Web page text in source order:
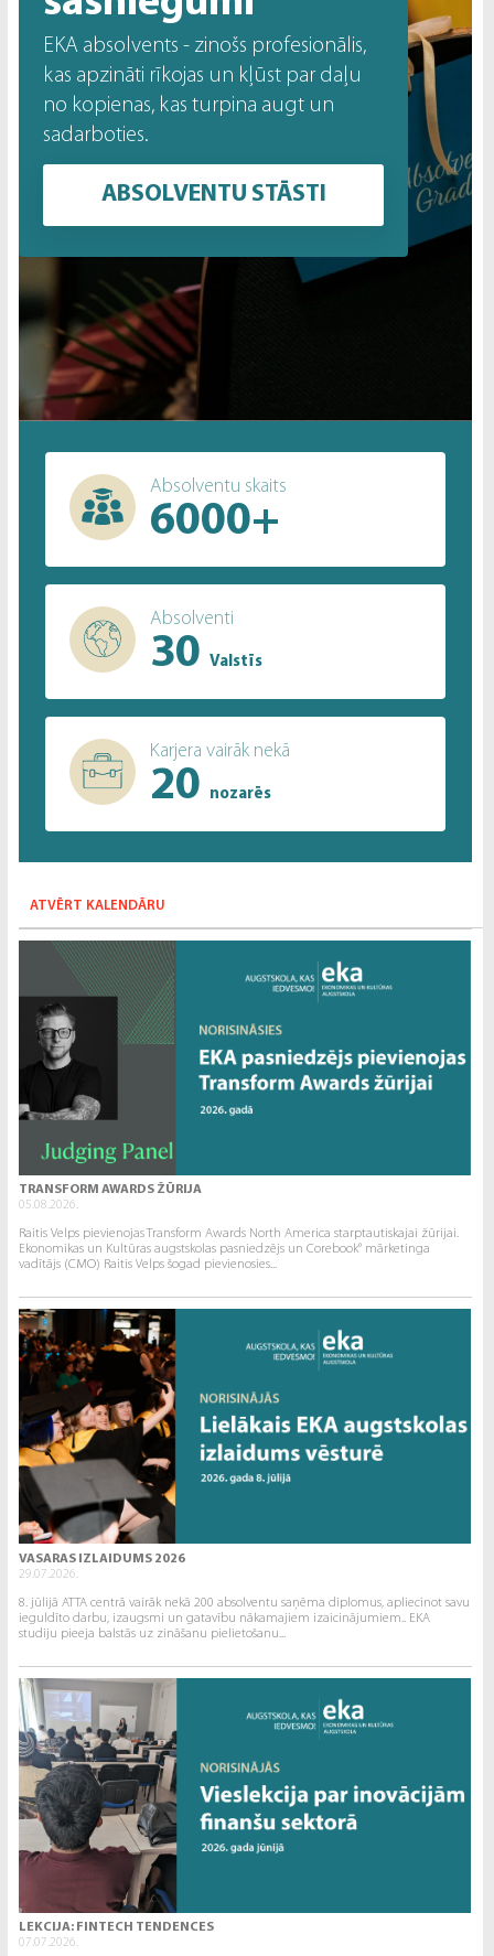
EKA absolvents - zinošs profesionālis,
kas apzināti rīkojas un kļūst par daļu
no kopienas, kas turpina augt un
sadarboties.
ABSOLVENTU STĀSTI
Absolventu skaits
6000+
Absolventi
30 Valstīs
Karjera vairāk nekā
20 nozarēs
ATVĒRT KALENDĀRU
TRANSFORM AWARDS ŽŪRIJA
05.08.2026.
Raitis Velps pievienojas Transform Awards North America starptautiskajai žūrijai.
Ekonomikas un Kultūras augstskolas pasniedzējs un Corebook° mārketinga
vadītājs (CMO) Raitis Velps šogad pievienosies...
VASARAS IZLAIDUMS 2026
29.07.2026.
8. jūlijā ATTA centrā vairāk nekā 200 absolventu saņēma diplomus, apliecinot savu
ieguldīto darbu, izaugsmi un gatavību nākamajiem izaicinājumiem.. EKA
studiju pieeja balstās uz zināšanu pielietošanu...
LEKCIJA: FINTECH TENDENCES
07.07.2026.